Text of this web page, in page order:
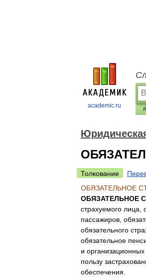
academic.ru
Толкование
ОБЯЗАТЕЛЬНОЕ
ОБЯЗАТЕЛЬНОЕ
страхуемого лица
пассажиров
обязательного
обязательное
и организационных
пользу
обеспечения